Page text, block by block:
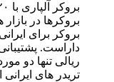
بروکرها در
بروکر برای
ریالی تنها دو
تریدر های